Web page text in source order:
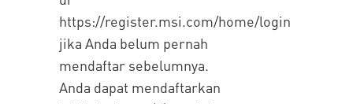
https://register.msi.com/home/login
jika Anda belum pernah
mendaftar sebelumnya.
Anda dapat mendaftarkan